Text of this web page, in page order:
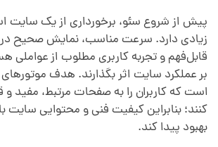
پیش از شروع سئو، برخورداری از یک سایت
زیادی دارد. سرعت مناسب، نمایش صحیح در
قابل‌فهم و تجربه کاربری مطلوب از عواملی
بر عملکرد سایت اثر بگذارند. هدف
است که کاربران را به صفحات مرتبط، مفید و
کنند؛ بنابراین کیفیت فنی و محتوایی سایت
بهبود پیدا کند.